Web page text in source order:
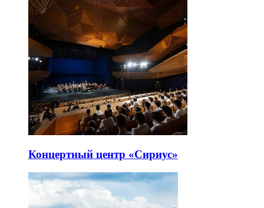
Концертный центр «Сириус»